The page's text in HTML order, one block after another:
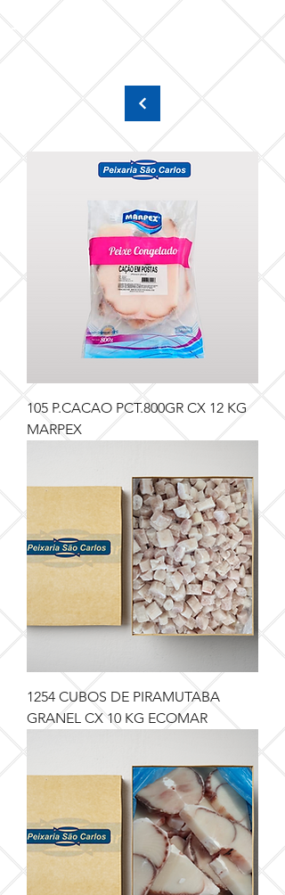
105 P.CACAO PCT.800GR CX 12 KG
MARPEX
1254 CUBOS DE PIRAMUTABA
GRANEL CX 10 KG ECOMAR